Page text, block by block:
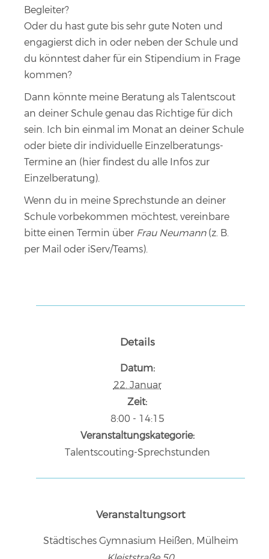
Begleiter?
Oder du hast gute bis sehr gute Noten und
engagierst dich in oder neben der Schule und
du könntest daher für ein Stipendium in Frage
kommen?
Dann könnte meine Beratung als Talentscout
an deiner Schule genau das Richtige für dich
sein. Ich bin einmal im Monat an deiner Schule
oder biete dir individuelle Einzelberatungs-
Termine an (hier findest du alle Infos zur
Einzelberatung).
Wenn du in meine Sprechstunde an deiner
Schule vorbekommen möchtest, vereinbare
bitte einen Termin über Frau Neumann (z. B.
per Mail oder iServ/Teams).
Details
Datum:
22. Januar
Zeit:
8:00 - 14:15
Veranstaltungskategorie:
Talentscouting-Sprechstunden
Veranstaltungsort
Städtisches Gymnasium Heißen, Mülheim